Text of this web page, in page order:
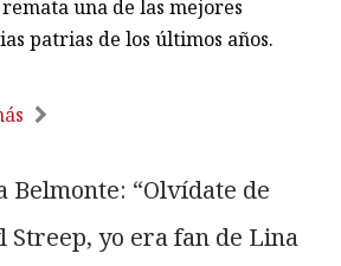
una de las mejores
patrias de los últimos años.
Belmonte: “Olvídate de
Streep, yo era fan de Lina